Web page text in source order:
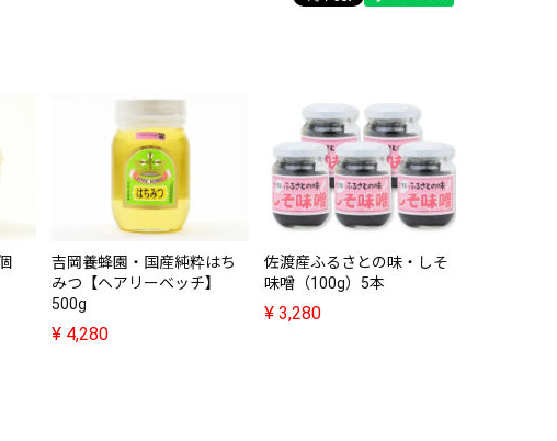
吉岡養蜂園・国産純粋はち
みつ【ヘアリーベッチ】
500g
¥ 4,280
佐渡産ふるさとの味・しそ
味噌（100g）5本
¥ 3,280